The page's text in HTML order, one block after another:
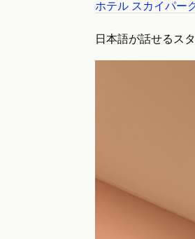
ホテル スカイパー
日本語が話せるス